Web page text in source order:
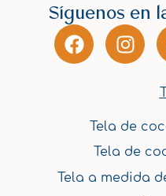
Síguenos en
F
a
k
I
n
g
r
a
Tela de
Tela de
Tela a medida